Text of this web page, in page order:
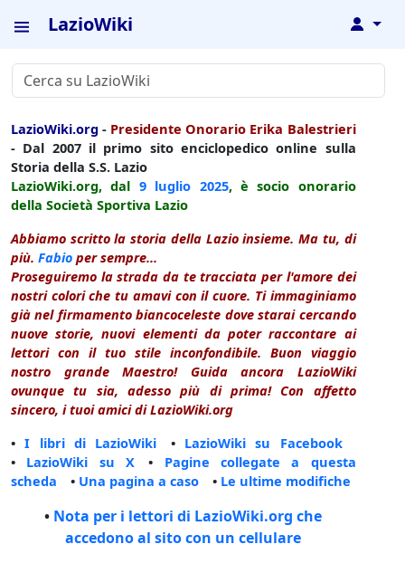
LazioWiki ↓
LazioWiki.org - Presidente Onorario Erika Balestrieri
- Dal 2007 il primo sito enciclopedico online sulla
Storia della S.S. Lazio
LazioWiki.org, dal 9 luglio 2025, è socio onorario
della Società Sportiva Lazio
Abbiamo scritto la storia della Lazio insieme. Ma tu, di
più. Fabio per sempre...
Proseguiremo la strada da te tracciata per l'amore dei
nostri colori che tu amavi con il cuore. Ti immaginiamo
già nel firmamento biancoceleste dove starai cercando
nuove storie, nuovi elementi da poter raccontare ai
lettori con il tuo stile inconfondibile. Buon viaggio
nostro grande Maestro! Guida ancora LazioWiki
ovunque tu sia, adesso più di prima! Con affetto
sincero, i tuoi amici di LazioWiki.org
•I libri di LazioWiki • LazioWiki su Facebook
• LazioWiki su X • Pagine collegate a questa
scheda • Una pagina a caso • Le ultime modifiche
• Nota per i lettori di LazioWiki.org che
accedono al sito con un cellulare